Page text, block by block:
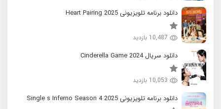
دانلود برنامه تلویزیونی 2025 Heart Pairing
10,487 بازدید
دانلود سریال 2024 Cinderella Game
10,053 بازدید
دانلود برنامه تلویزیونی 2025 Single s Inferno Season 4